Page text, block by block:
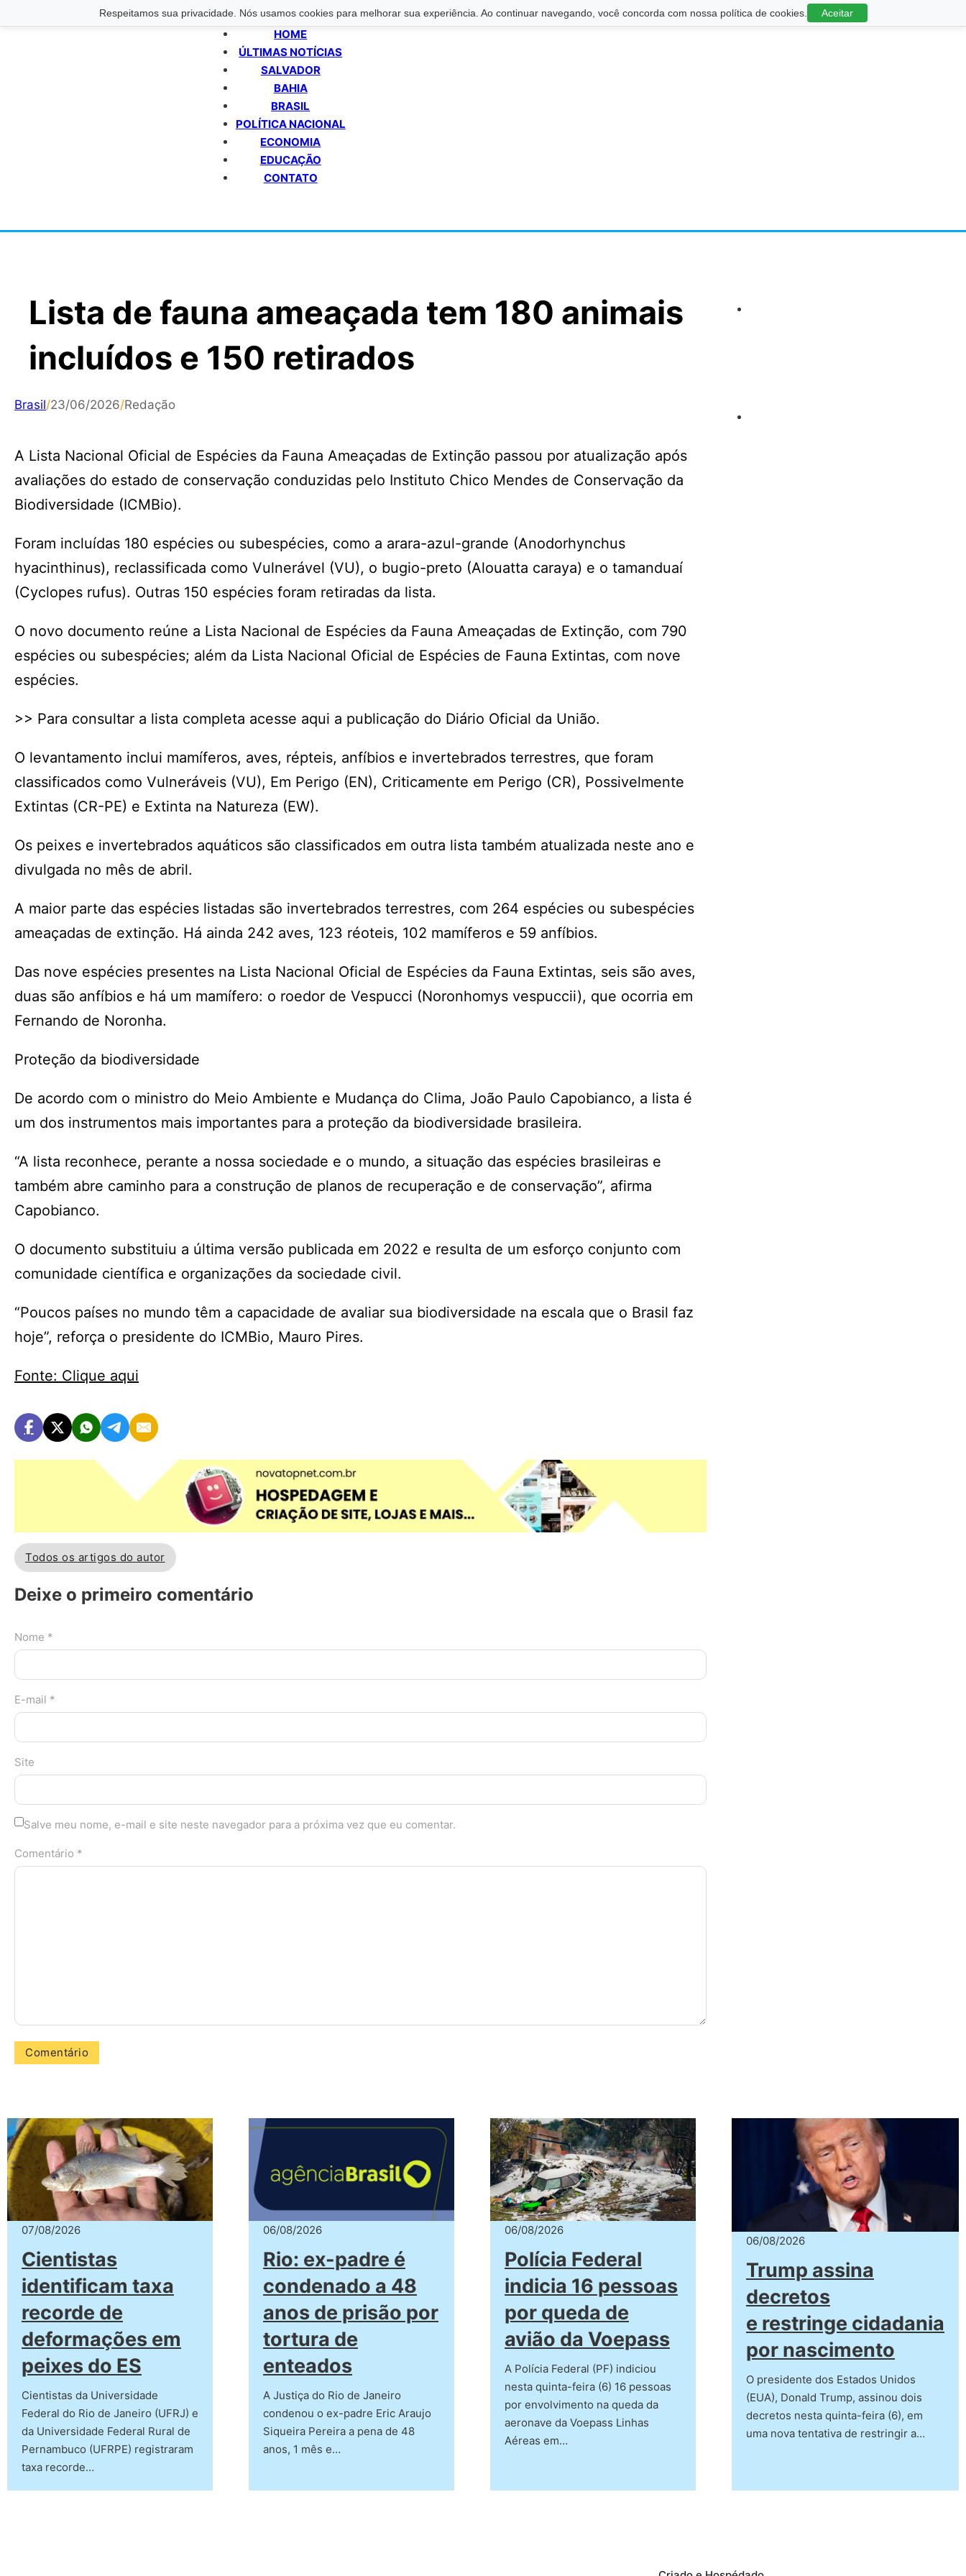
Respeitamos sua privacidade. Nós usamos cookies para melhorar sua experiência. Ao continuar navegando, você concorda com nossa política de cookies. Aceitar
HOME
ÚLTIMAS NOTÍCIAS
SALVADOR
BAHIA
BRASIL
POLÍTICA NACIONAL
ECONOMIA
EDUCAÇÃO
CONTATO
Lista de fauna ameaçada tem 180 animais
incluídos e 150 retirados
Brasil/23/06/2026/Redação
A Lista Nacional Oficial de Espécies da Fauna Ameaçadas de Extinção passou por atualização após
avaliações do estado de conservação conduzidas pelo Instituto Chico Mendes de Conservação da
Biodiversidade (ICMBio).
Foram incluídas 180 espécies ou subespécies, como a arara-azul-grande (Anodorhynchus
hyacinthinus), reclassificada como Vulnerável (VU), o bugio-preto (Alouatta caraya) e o tamanduaí
(Cyclopes rufus). Outras 150 espécies foram retiradas da lista.
O novo documento reúne a Lista Nacional de Espécies da Fauna Ameaçadas de Extinção, com 790
espécies ou subespécies; além da Lista Nacional Oficial de Espécies de Fauna Extintas, com nove
espécies.
>> Para consultar a lista completa acesse aqui a publicação do Diário Oficial da União.
O levantamento inclui mamíferos, aves, répteis, anfíbios e invertebrados terrestres, que foram
classificados como Vulneráveis (VU), Em Perigo (EN), Criticamente em Perigo (CR), Possivelmente
Extintas (CR-PE) e Extinta na Natureza (EW).
Os peixes e invertebrados aquáticos são classificados em outra lista também atualizada neste ano e
divulgada no mês de abril.
A maior parte das espécies listadas são invertebrados terrestres, com 264 espécies ou subespécies
ameaçadas de extinção. Há ainda 242 aves, 123 réoteis, 102 mamíferos e 59 anfíbios.
Das nove espécies presentes na Lista Nacional Oficial de Espécies da Fauna Extintas, seis são aves,
duas são anfíbios e há um mamífero: o roedor de Vespucci (Noronhomys vespuccii), que ocorria em
Fernando de Noronha.
Proteção da biodiversidade
De acordo com o ministro do Meio Ambiente e Mudança do Clima, João Paulo Capobianco, a lista é
um dos instrumentos mais importantes para a proteção da biodiversidade brasileira.
“A lista reconhece, perante a nossa sociedade e o mundo, a situação das espécies brasileiras e
também abre caminho para a construção de planos de recuperação e de conservação”, afirma
Capobianco.
O documento substituiu a última versão publicada em 2022 e resulta de um esforço conjunto com
comunidade científica e organizações da sociedade civil.
“Poucos países no mundo têm a capacidade de avaliar sua biodiversidade na escala que o Brasil faz
hoje”, reforça o presidente do ICMBio, Mauro Pires.
Fonte: Clique aqui
Todos os artigos do autor
Deixe o primeiro comentário
Nome *
E-mail *
Site
Salve meu nome, e-mail e site neste navegador para a próxima vez que eu comentar.
Comentário *
07/08/2026
Cientistas
identificam taxa
recorde de
deformações em
peixes do ES
Cientistas da Universidade
Federal do Rio de Janeiro (UFRJ) e
da Universidade Federal Rural de
Pernambuco (UFRPE) registraram
taxa recorde…
06/08/2026
Rio: ex-padre é
condenado a 48
anos de prisão por
tortura de
enteados
A Justiça do Rio de Janeiro
condenou o ex-padre Eric Araujo
Siqueira Pereira a pena de 48
anos, 1 mês e…
06/08/2026
Polícia Federal
indicia 16 pessoas
por queda de
avião da Voepass
A Polícia Federal (PF) indiciou
nesta quinta-feira (6) 16 pessoas
por envolvimento na queda da
aeronave da Voepass Linhas
Aéreas em…
06/08/2026
Trump assina
decretos
e restringe cidadania
por nascimento
O presidente dos Estados Unidos
(EUA), Donald Trump, assinou dois
decretos nesta quinta-feira (6), em
uma nova tentativa de restringir a…